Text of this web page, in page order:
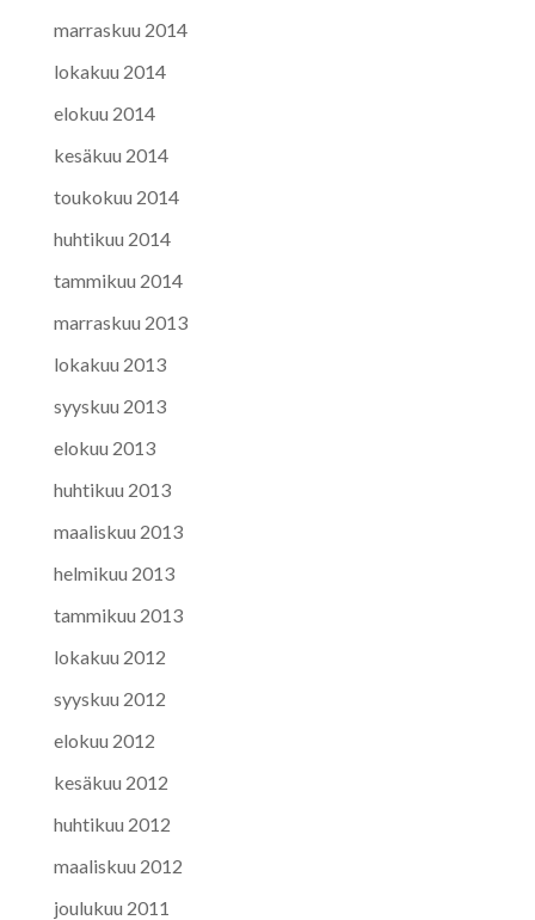
marraskuu 2014
lokakuu 2014
elokuu 2014
kesäkuu 2014
toukokuu 2014
huhtikuu 2014
tammikuu 2014
marraskuu 2013
lokakuu 2013
syyskuu 2013
elokuu 2013
huhtikuu 2013
maaliskuu 2013
helmikuu 2013
tammikuu 2013
lokakuu 2012
syyskuu 2012
elokuu 2012
kesäkuu 2012
huhtikuu 2012
maaliskuu 2012
joulukuu 2011